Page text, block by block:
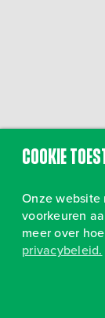
Volg ons op
Cookie
Onze website
voorkeuren
meer over
privacybeleid.